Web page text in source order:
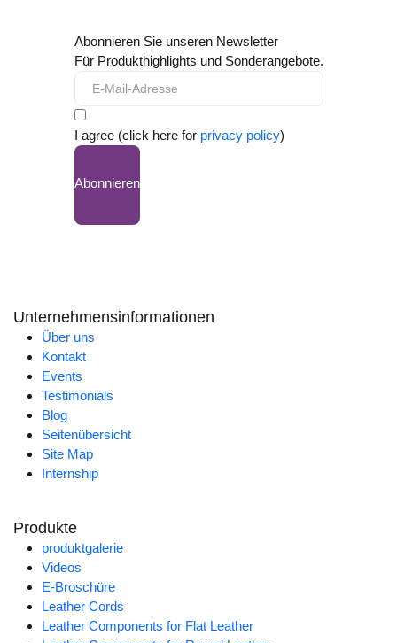
Abonnieren Sie unseren Newsletter
Für Produkthighlights und Sonderangebote.
I agree (click here for privacy policy)
Abonnieren
Unternehmensinformationen
Über uns
Kontakt
Events
Testimonials
Blog
Seitenübersicht
Site Map
Internship
Produkte
produktgalerie
Videos
E-Broschüre
Leather Cords
Leather Components for Flat Leather